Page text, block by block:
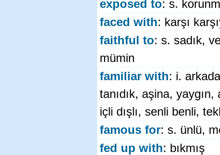
exposed to: s.
faced with: karşı
faithful to: s. sadık,
mümin
familiar with: i.
tanıdık, aşina, yaygın,
içli dışlı, senli benli,
famous for: s. ünlü,
fed up with: bıkmış